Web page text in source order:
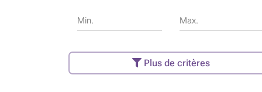
Min. Max.
Plus de critères